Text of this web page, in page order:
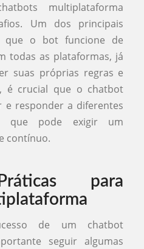
multiplataforma
Um dos principais
que o bot funcione de
todas as plataformas, já
suas próprias regras e
é crucial que o chatbot
e responder a diferentes
que pode exigir um
contínuo.
para
de um chatbot
seguir algumas